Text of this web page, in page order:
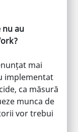
nu au
mai
implementat
ca măsură
munca de
vor trebui